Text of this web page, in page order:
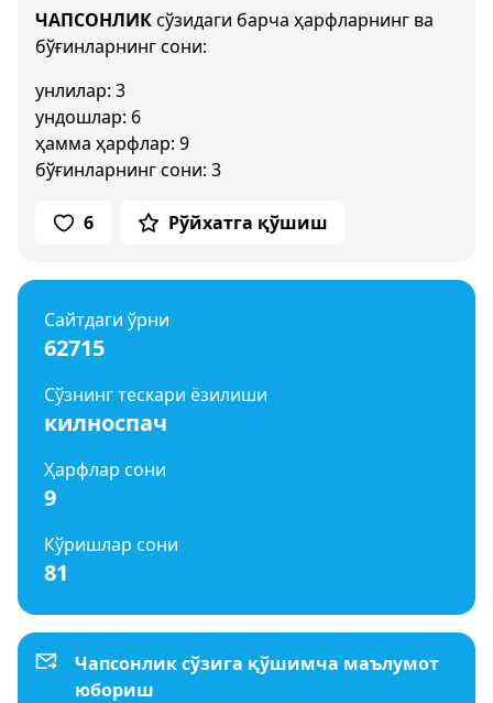
ЧАПСОНЛИКсўзидаги барча ҳарфларнинг ва
бўғинларнинг сони:
унлилар: 3
ундошлар: 6
ҳамма ҳарфлар: 9
бўғинларнинг сони: 3
6 Рўйхатга қўшиш
Сайтдаги ўрни
62715
Сўзнинг тескари ёзилиши
килноспач
Ҳарфлар сони
9
Кўришлар сони
81
Чапсонлик сўзига қўшимча маълумот
юбориш